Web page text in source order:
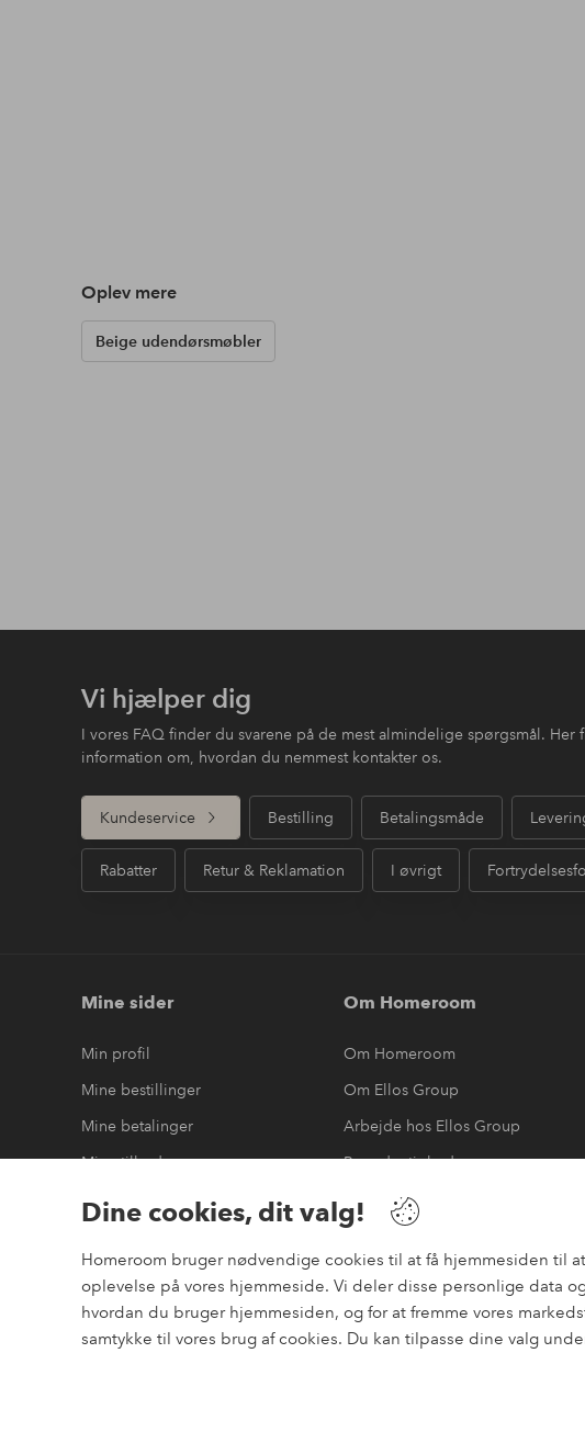
Dine cookies, dit valg!
Homeroom bruger nødvendige cookies til at få hjemmesiden til
oplevelse på vores hjemmeside. Vi deler disse personlige data
hvordan du bruger hjemmesiden, og for at fremme vores
samtykke til vores brug af cookies. Du kan tilpasse dine valg
Oplev mere
Beige udendørsmøbler
Vi hjælper dig
I vores FAQ finder du svarene på de mest almindelige spørgsmål. Her
information om, hvordan du nemmest kontakter os.
Kundeservice Bestilling Betalingsmåde
Rabatter Retur & Reklamation I øvrigt
Mine sider
Min profil
Mine bestillinger
Mine betalinger
Mine tilbud
Mine returneringer
Om Homeroom
Om Homeroom
Om Ellos Group
Arbejde hos Ellos Group
Bæredygtighed
Tilgængelighedserklæring
Sikre betalinger
Vil du vide mere om vores betalingsmuligheder ?elpy